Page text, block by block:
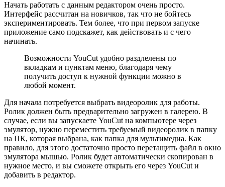
Начать работать с данным редактором очень просто.
Интерфейс рассчитан на новичков, так что не бойтесь
экспериментировать. Тем более, что при первом запуске
приложение само подскажет, как действовать и с чего
начинать.
Возможности YouCut удобно раздлелены по
вкладкам и пунктам меню, благодаря чему
получить доступ к нужной функции можно в
любой момент.
Для начала потребуется выбрать видеоролик для работы.
Ролик должен быть предварительно загружен в галерею. В
случае, если вы запускаете YouCut на компьютере через
эмулятор, нужно переместить требуемый видеоролик в папку
на ПК, которая выбрана, как папка для мультимедиа. Как
правило, для этого достаточно просто перетащить файл в окно
эмулятора мышью. Ролик будет автоматически скопирован в
нужное место, и вы сможете открыть его через YouCut и
добавить в редактор.